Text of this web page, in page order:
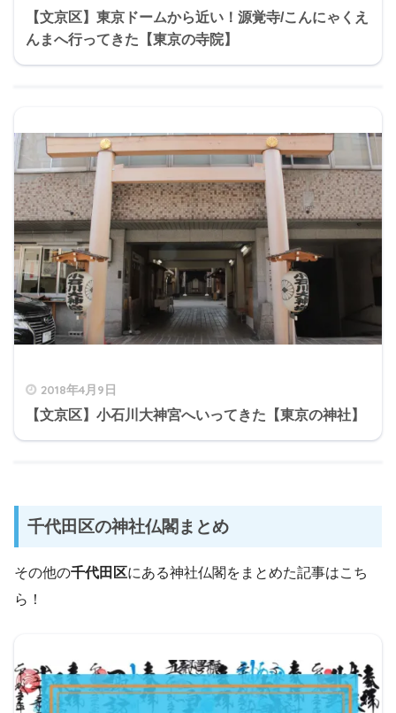
【文京区】東京ドームから近い！源覚寺/こんにゃくえ
んまへ行ってきた【東京の寺院】
2018年4月9日
【文京区】小石川大神宮へいってきた【東京の神社】
千代田区の神社仏閣まとめ
その他の千代田区にある神社仏閣をまとめた記事はこち
ら！